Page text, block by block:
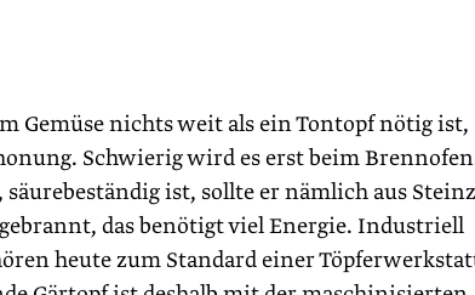
Gemüse nichts weit als ein Tontopf nötig ist,
Schwierig wird es erst beim
ist, sollte er nämlich aus
das benötigt viel Energie. Industriell
heute zum Standard einer